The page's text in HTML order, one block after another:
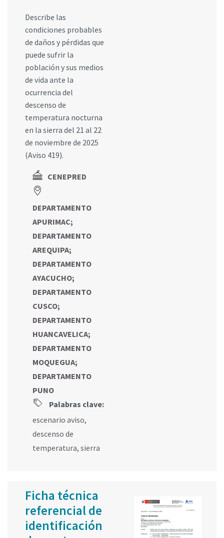
Describe las
condiciones probables
de daños y pérdidas que
puede sufrir la
población y sus medios
de vida ante la
ocurrencia del
descenso de
temperatura nocturna
en la sierra del 21 al 22
de noviembre de 2025
(Aviso 419).
CENEPRED
DEPARTAMENTO
APURIMAC;
DEPARTAMENTO
AREQUIPA;
DEPARTAMENTO
AYACUCHO;
DEPARTAMENTO
CUSCO;
DEPARTAMENTO
HUANCAVELICA;
DEPARTAMENTO
MOQUEGUA;
DEPARTAMENTO
PUNO
Palabras clave:
escenario aviso,
descenso de
temperatura, sierra
Ficha técnica
referencial de
identificación